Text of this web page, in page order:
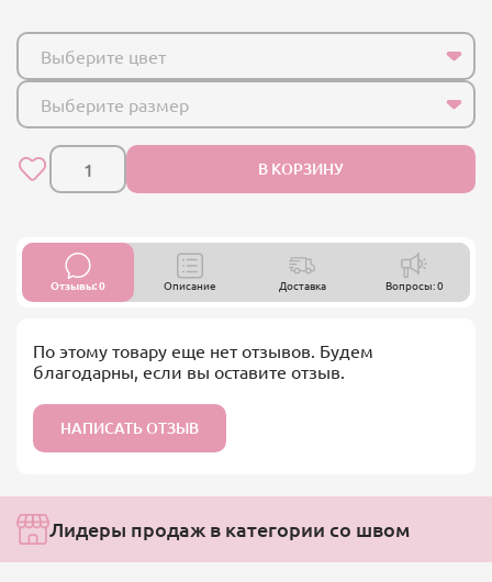
Выберите цвет
Выберите размер
В КОРЗИНУ
Отзывы: 0 Описание Доставка Вопросы: 0
По этому товару еще нет отзывов. Будем
благодарны, если вы оставите отзыв.
НАПИСАТЬ ОТЗЫВ
Лидеры продаж в категории со швом